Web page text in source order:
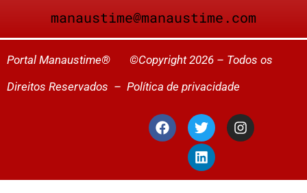
manaustime@manaustime.com
Portal Manaustime® ©Copyright 2026 – Todos os
Direitos Reservados – Política de privacidade